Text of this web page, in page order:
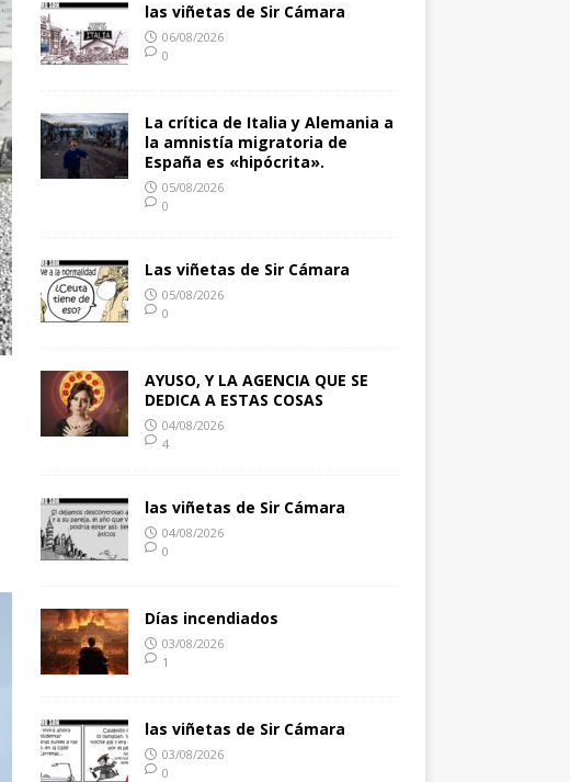
las viñetas de Sir Cámara
06/08/2026
0
La crítica de Italia y Alemania a
la amnistía migratoria de
España es «hipócrita».
05/08/2026
0
Las viñetas de Sir Cámara
05/08/2026
0
AYUSO, Y LA AGENCIA QUE SE
DEDICA A ESTAS COSAS
04/08/2026
4
las viñetas de Sir Cámara
04/08/2026
0
Días incendiados
03/08/2026
1
las viñetas de Sir Cámara
03/08/2026
0